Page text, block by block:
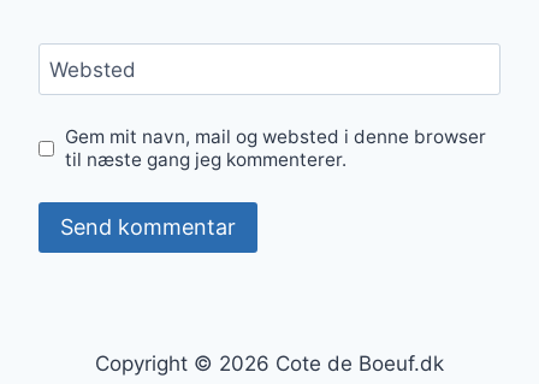
Websted
Gem mit navn, mail og websted i denne browser
til næste gang jeg kommenterer.
Copyright © 2026 Cote de Boeuf.dk